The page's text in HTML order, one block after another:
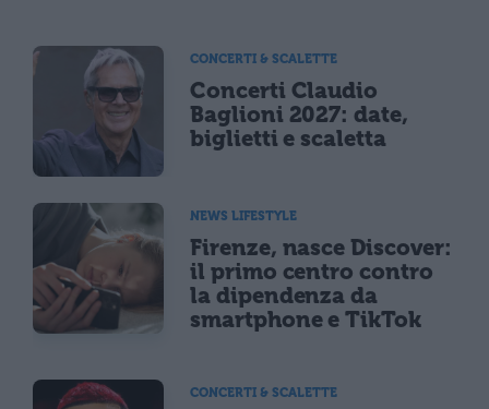
CONCERTI & SCALETTE
Concerti Claudio
Baglioni 2027: date,
biglietti e scaletta
NEWS LIFESTYLE
Firenze, nasce Discover:
il primo centro contro
la dipendenza da
smartphone e TikTok
CONCERTI & SCALETTE